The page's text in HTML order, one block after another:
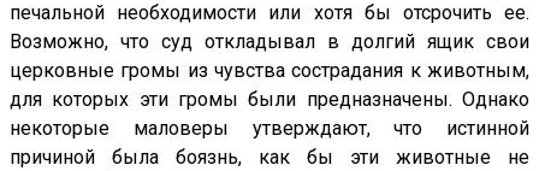
печальной необходимости или хотя бы отсрочить ее.
Возможно, что суд откладывал в долгий ящик свои
церковные громы из чувства сострадания к животным,
для которых эти громы были предназначены. Однако
некоторые маловеры утверждают, что истинной
причиной была боязнь, как бы эти животные не